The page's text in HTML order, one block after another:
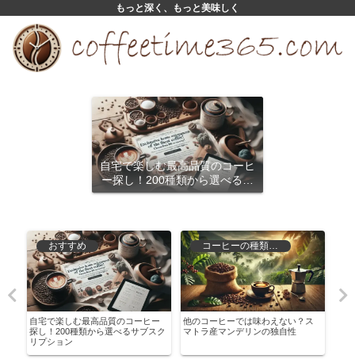
もっと深く、もっと美味しく
自宅で楽しむ最高品質のコーヒ
ー探し！200種類から選べるサ
ブスクリプション
おすすめ
自宅で楽しむ最高品質のコーヒー
探し！200種類から選べるサブスク
リプション
他のコーヒーでは味わえない？ス
マトラ産マンデリンの独自性